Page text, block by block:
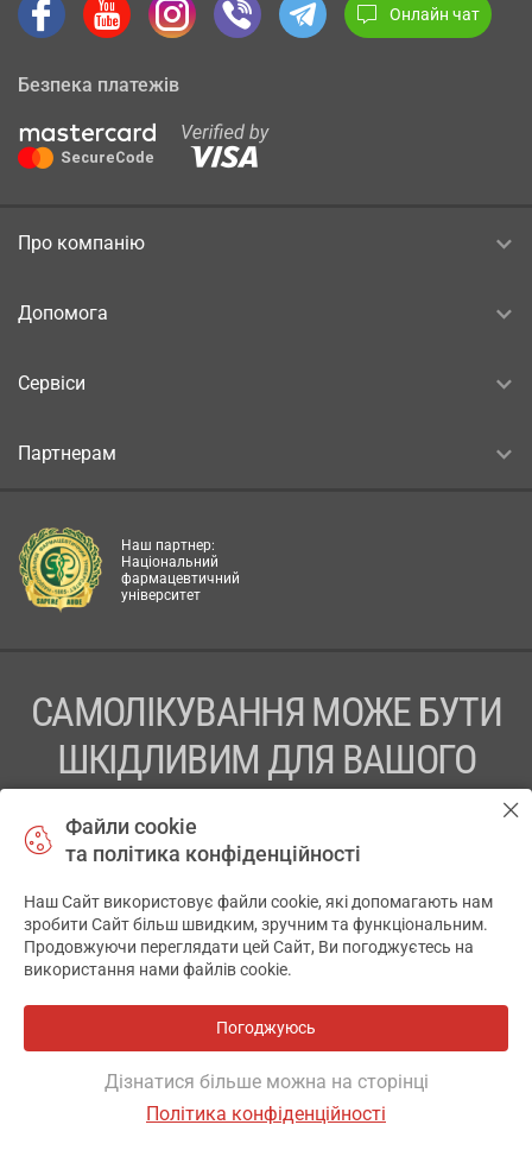
Онлайн чат
Безпека платежів
Про компанію
Допомога
Сервіси
Партнерам
Наш партнер:
Національний
фармацевтичний
університет
САМОЛІКУВАННЯ МОЖЕ БУТИ
ШКІДЛИВИМ ДЛЯ ВАШОГО
ПЕРЕД ЗАСТОСУВАННЯМ ПРЕПАРАТУ ПРОКОНСУЛЬТУЙТЕСЬ
ТОВ «АПТЕКА 911.ЮА» Код ЄДРПОУ 43631965.
Відмова від відповідальності
© 2014-2026. Медична інформаційна система АПТЕКА911.ЮА
Файли cookie
та політика конфіденційності
Наш Сайт використовує файли cookie, які допомагають нам
зробити Сайт більш швидким, зручним та функціональним.
Продовжуючи переглядати цей Сайт, Ви погоджуєтесь на
використання нами файлів cookie.
Погоджуюсь
Дізнатися більше можна на сторінці
Політика конфіденційності
✕